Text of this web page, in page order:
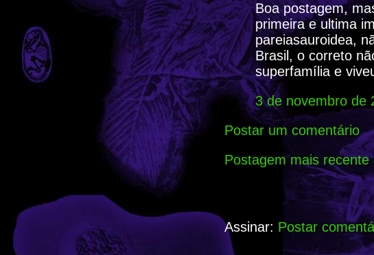
Boa postagem,
primeira e ultima
pareiasauroidea,
Brasil, o correto
superfamília e
3 de novembro de
Postar um comentário
Postagem mais recente
Assinar: Postar